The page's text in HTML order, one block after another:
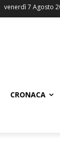
venerdì 7 Agosto
CRONACA